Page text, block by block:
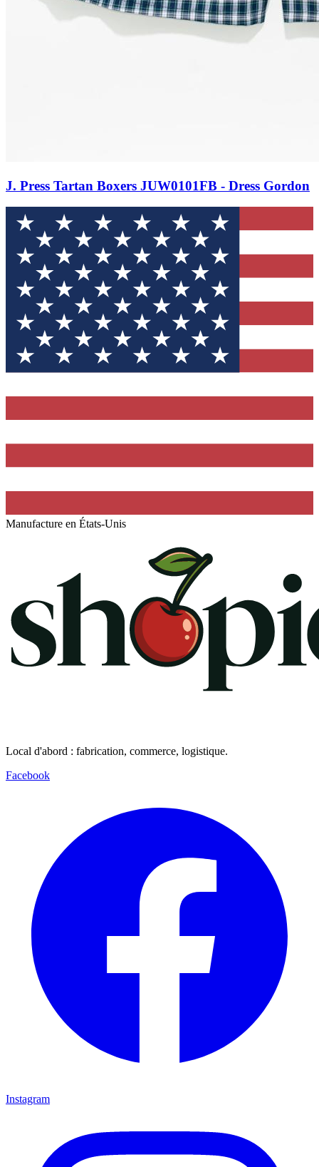
J. Press Tartan Boxers JUW0101FB - Dress Gordon
Manufacture en États-Unis
Local d'abord : fabrication, commerce, logistique.
Facebook
Instagram